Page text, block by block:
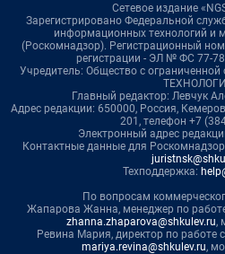
Сетевое издание
Зарегистрировано Федеральной
информационных технологий и
(Роскомнадзор). Регистрационный
регистрации - ЭЛ № ФС 77-
Учредитель: Общество с
Главный редактор: Левчук
Адрес редакции: 650000, Россия,
201, телефон +7
Электронный адрес
Контактные данные для
Техподдержка:
По вопросам
Жапарова Жанна, менеджер по
zhanna.zhaparova@shkulev.ru,
Ревина Мария, директор по работе
mariya.revina@shkulev.ru,